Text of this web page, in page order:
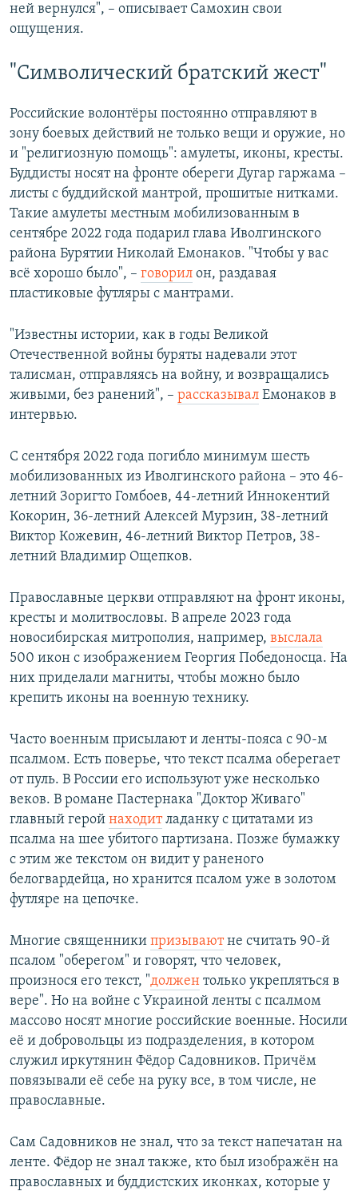
ней вернулся", – описывает Самохин свои
ощущения.
"Символический братский жест"
Российские волонтёры постоянно отправляют в
зону боевых действий не только вещи и оружие, но
и "религиозную помощь": амулеты, иконы, кресты.
Буддисты носят на фронте обереги Дугар гаржама –
листы с буддийской мантрой, прошитые нитками.
Такие амулеты местным мобилизованным в
сентябре 2022 года подарил глава Иволгинского
района Бурятии Николай Емонаков. "Чтобы у вас
всё хорошо было", – говорил он, раздавая
пластиковые футляры с мантрами.
"Известны истории, как в годы Великой
Отечественной войны буряты надевали этот
талисман, отправляясь на войну, и возвращались
живыми, без ранений", – рассказывал Емонаков в
интервью.
С сентября 2022 года погибло минимум шесть
мобилизованных из Иволгинского района – это 46-
летний Зоригто Гомбоев, 44-летний Иннокентий
Кокорин, 36-летний Алексей Мурзин, 38-летний
Виктор Кожевин, 46-летний Виктор Петров, 38-
летний Владимир Ощепков.
Православные церкви отправляют на фронт иконы,
кресты и молитвословы. В апреле 2023 года
новосибирская митрополия, например, выслала
500 икон с изображением Георгия Победоносца. На
них приделали магниты, чтобы можно было
крепить иконы на военную технику.
Часто военным присылают и ленты-пояса с 90-м
псалмом. Есть поверье, что текст псалма оберегает
от пуль. В России его используют уже несколько
веков. В романе Пастернака "Доктор Живаго"
главный герой находитладанку с цитатами из
псалма на шее убитого партизана. Позже бумажку
с этим же текстом он видит у раненого
белогвардейца, но хранится псалом уже в золотом
футляре на цепочке.
Многие священники призываютне считать 90-й
псалом "оберегом" и говорят, что человек,
произнося его текст, "должен только укрепляться в
вере". Но на войне с Украиной ленты с псалмом
массово носят многие российские военные. Носили
её и добровольцы из подразделения, в котором
служил иркутянин Фёдор Садовников. Причём
повязывали её себе на руку все, в том числе, не
православные.
Сам Садовников не знал, что за текст напечатан на
ленте. Фёдор не знал также, кто был изображён на
православных и буддистских иконках, которые у